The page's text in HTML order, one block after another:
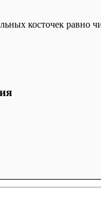
косточек равно